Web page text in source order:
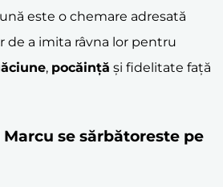
este o chemare adresată
de a imita râvna lor pentru
, pocăință și fidelitate față
Marcu se sărbătoreste pe